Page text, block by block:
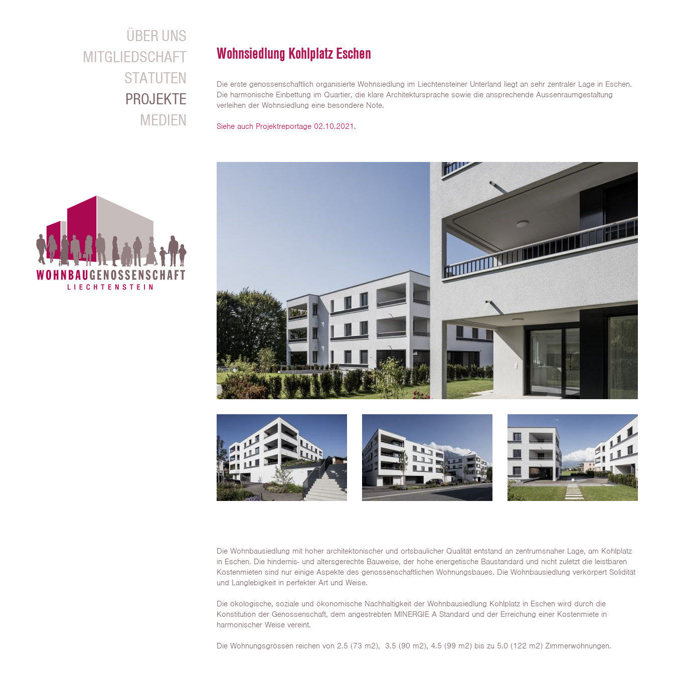
ÜBER UNS
MITGLIEDSCHAFT
STATUTEN
PROJEKTE
MEDIEN
Wohnsiedlung Kohlplatz Eschen
Die erste genossenschaftlich organisierte Wohnsiedlung im Liechtensteiner Unterland liegt an sehr zentraler Lage in Eschen.
Die harmonische Einbettung im Quartier, die klare Architektursprache sowie die ansprechende Aussenraumgestaltung
verleihen der Wohnsiedlung eine besondere Note.
Siehe auch Projektreportage 02.10.2021.
Die Wohnbausiedlung mit hoher architektonischer und ortsbaulicher Qualität entstand an zentrumsnaher Lage, am Kohlplatz
in Eschen. Die hindernis- und altersgerechte Bauweise, der hohe energetische Baustandard und nicht zuletzt die leistbaren
Kostenmieten sind nur einige Aspekte des genossenschaftlichen Wohnungsbaues. Die Wohnbausiedlung verkörpert Solidität
und Langlebigkeit in perfekter Art und Weise.
Die ökologische, soziale und ökonomische Nachhaltigkeit der Wohnbausiedlung Kohlplatz in Eschen wird durch die
Konstitution der Genossenschaft, dem angestrebten MINERGIE A Standard und der Erreichung einer Kostenmiete in
harmonischer Weise vereint.
Die Wohnungsgrössen reichen von 2.5 (73 m2), 3.5 (90 m2), 4.5 (99 m2) bis zu 5.0 (122 m2) Zimmerwohnungen.